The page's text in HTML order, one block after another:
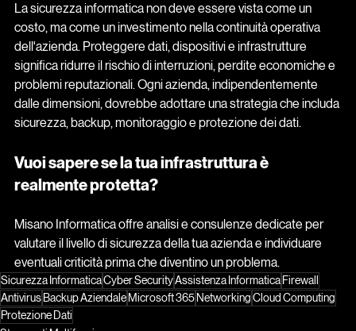
La sicurezza informatica non deve essere vista come un
costo, ma come un investimento nella continuità operativa
dell'azienda. Proteggere dati, dispositivi e infrastrutture
significa ridurre il rischio di interruzioni, perdite economiche e
problemi reputazionali. Ogni azienda, indipendentemente
dalle dimensioni, dovrebbe adottare una strategia che includa
sicurezza, backup, monitoraggio e protezione dei dati.
Vuoi sapere se la tua infrastruttura è
realmente protetta?
Misano Informatica offre analisi e consulenze dedicate per
valutare il livello di sicurezza della tua azienda e individuare
eventuali criticità prima che diventino un problema.
Sicurezza InformaticaCyber SecurityAssistenza Informatica Firewall
Antivirus Backup Aziendale Microsoft 365 NetworkingCloud Computing
Protezione Dati